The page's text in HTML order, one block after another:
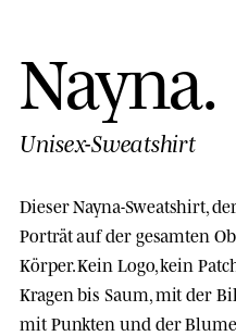
Nayna.
Unisex-Sweatshirt
Dieser Nayna-Sweatshirt,
Porträt auf der gesamten
Körper. Kein Logo, kein
Kragen bis Saum, mit der
mit Punkten und der